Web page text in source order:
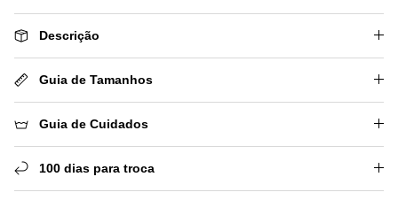
Descrição
Guia de Tamanhos
Guia de Cuidados
100 dias para troca